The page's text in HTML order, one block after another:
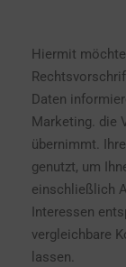
Hiermit
Daten
Marketing. die
übernimmt.
genutzt, um
einschließlich
Interessen
vergleichbare
lassen.